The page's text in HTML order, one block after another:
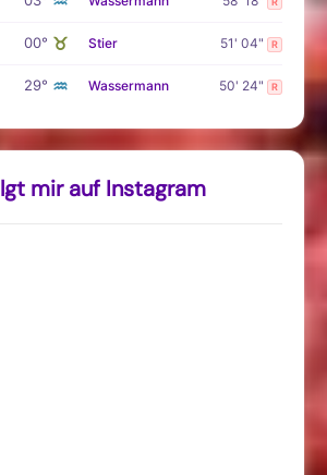
00° ♉ Stier 51' 04" R
29° ♒ Wassermann 50' 24" R
mir auf Instagram